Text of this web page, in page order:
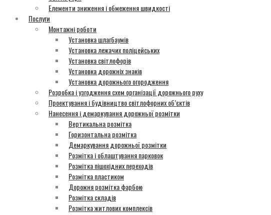
Елементи зниження і обмеження швидкості
Послуги
Монтажні роботи
Установка шлагбаумів
Установка лежачих поліцейських
Установка світлофорів
Установка дорожніх знаків
Установка дорожнього огородження
Розробка і узгодження схем організації дорожнього руху
Проектування і будівництво світлофорних об’єктів
Нанесення і демаркування дорожньої розмітки
Вертикальна розмітка
Горизонтальна розмітка
Демаркування дорожньої розмітки
Розмітка і облаштування парковок
Розмітка пішохідних переходів
Розмітка пластиком
Дорожня розмітка фарбою
Розмітка складів
Розмітка житлових комплексів